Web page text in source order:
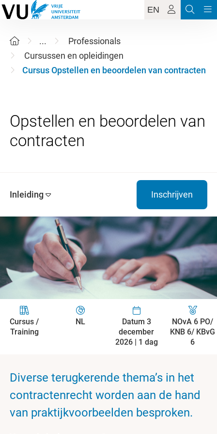
EN
...
Professionals
Cursussen en opleidingen
Cursus Opstellen en beoordelen van contracten
Opstellen en beoordelen van
Inleiding Inschrijven
Cursus /
Training
NL
Datum 3
december
2026 | 1 dag
NOvA 6 PO/
KNB 6/ KBvG
6
Diverse terugkerende thema’s in het
contractenrecht worden aan de hand
van praktijkvoorbeelden besproken.